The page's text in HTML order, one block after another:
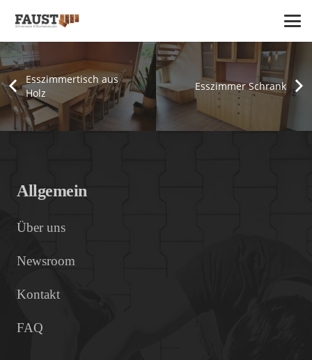
Esszimmertisch aus
Holz
Esszimmer Schrank
Allgemein
Über uns
Newsroom
Kontakt
FAQ